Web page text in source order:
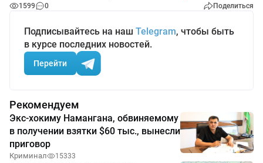
1599 0 Поделиться
Подписывайтесь на наш Telegram, чтобы быть
в курсе последних новостей.
Перейти
Рекомендуем
Экс-хокиму Намангана, обвиняемому
в получении взятки $60 тыс., вынесли
приговор
Криминал 15333